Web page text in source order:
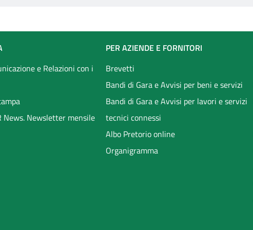
e Relazioni con i
News. Newsletter mensile
PER AZIENDE E FORNITORI
Brevetti
Bandi di Gara e Avvisi per beni e servizi
Bandi di Gara e Avvisi per lavori e servizi
tecnici connessi
Albo Pretorio online
Organigramma